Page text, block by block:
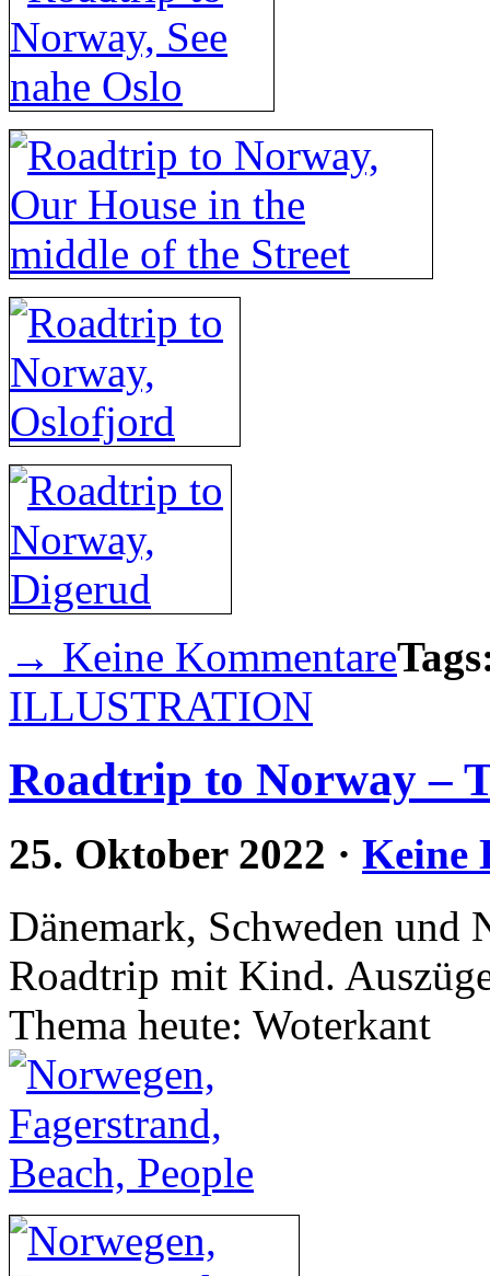
→ Keine Kommentare
ILLUSTRATION
Roadtrip to Norway –
25. Oktober 2022 · Keine
Dänemark, Schweden und
Roadtrip mit Kind.
Thema heute: Woterkant